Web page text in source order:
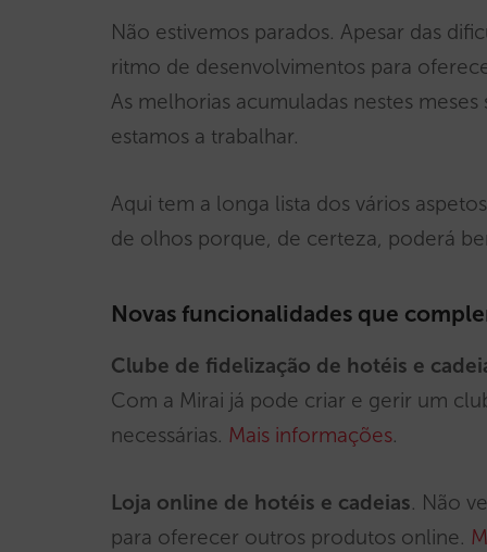
Não estivemos parados. Apesar das
ritmo de desenvolvimentos para
As melhorias acumuladas nestes
estamos a trabalhar.
Aqui tem a longa lista dos vários
de olhos porque, de certeza, poderá
Novas funcionalidades que
Clube de fidelização de hotéis e
Com a Mirai já pode criar e gerir um
necessárias. Mais informações.
Loja online de hotéis e cadeias. Não
para oferecer outros produtos online.